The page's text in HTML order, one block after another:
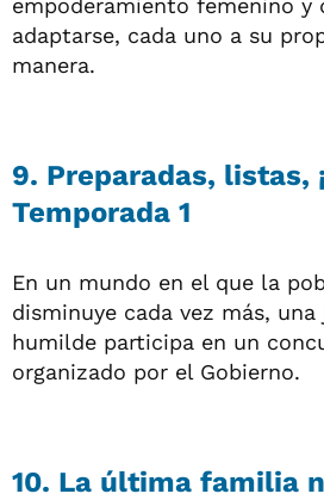
empoderamiento femenino y
adaptarse, cada uno a su
manera.
9. Preparadas, listas,
Temporada 1
En un mundo en el que la
disminuye cada vez más,
humilde participa en un
organizado por el Gobierno.
10. La última familia